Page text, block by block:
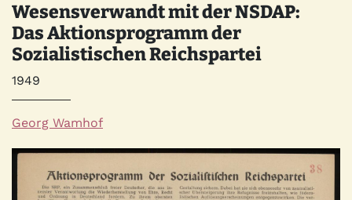
Wesensverwandt mit der NSDAP:
Das Aktionsprogramm der
Sozialistischen Reichspartei
Jahr
1949
Autor*innen
Georg Wamhof
Quelle
Bild